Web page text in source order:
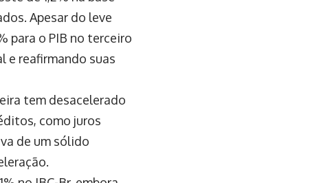
Apesar do leve
para o PIB no terceiro
e reafirmando suas
tem desacelerado
como juros
de um sólido